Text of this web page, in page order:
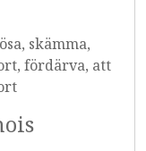
skämma,
fördärva, att